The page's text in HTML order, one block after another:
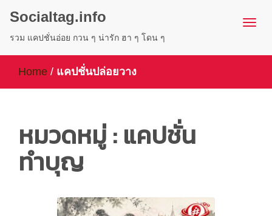
Socialtag.info
รวม แคปชั่นอ่อย กวน ๆ น่ารัก ฮา ๆ โดน ๆ
Home / แคปชั่นปล่อยวาง
หมวดหมู่ : แคปชั่น
ทำบุญ